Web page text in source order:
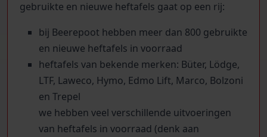
gebruikte en nieuwe heftafels gaat op een rij:
bij Beerepoot hebben meer dan 800 gebruikte
en nieuwe heftafels in voorraad
heftafels van bekende merken: Büter, Lödge,
LTF, Laweco, Hymo, Edmo Lift, Marco, Bolzoni
en Trepel
we hebben veel verschillende uitvoeringen
van heftafels in voorraad (denk aan